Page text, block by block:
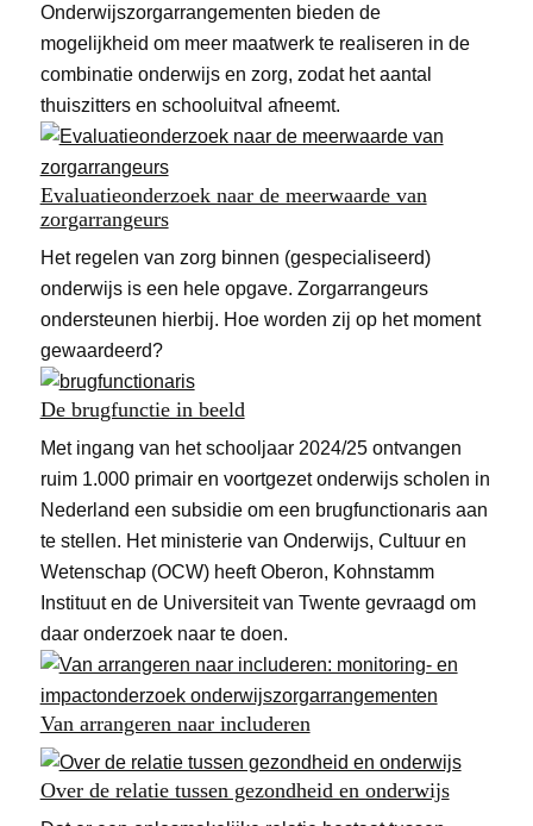
Onderwijszorgarrangementen bieden de
mogelijkheid om meer maatwerk te realiseren in de
combinatie onderwijs en zorg, zodat het aantal
thuiszitters en schooluitval afneemt.
Evaluatieonderzoek naar de meerwaarde van
zorgarrangeurs
Het regelen van zorg binnen (gespecialiseerd)
onderwijs is een hele opgave. Zorgarrangeurs
ondersteunen hierbij. Hoe worden zij op het moment
gewaardeerd?
De brugfunctie in beeld
Met ingang van het schooljaar 2024/25 ontvangen
ruim 1.000 primair en voortgezet onderwijs scholen in
Nederland een subsidie om een brugfunctionaris aan
te stellen. Het ministerie van Onderwijs, Cultuur en
Wetenschap (OCW) heeft Oberon, Kohnstamm
Instituut en de Universiteit van Twente gevraagd om
daar onderzoek naar te doen.
Van arrangeren naar includeren
Over de relatie tussen gezondheid en onderwijs